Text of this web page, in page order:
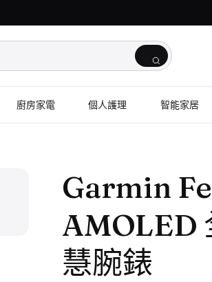
廚房家電 個人護理 智能家居
Garmin
AMOLED
慧腕錶